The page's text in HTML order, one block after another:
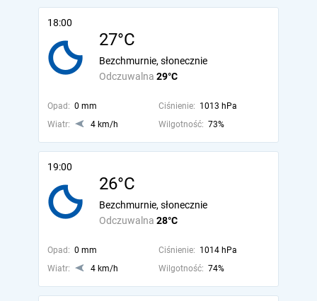
18:00
27°C
Odczuwalna 29°C
Bezchmurnie, słonecznie
Opad: 0 mm Ciśnienie: 1013 hPa
Wiatr:
4 km/h Wilgotność: 73%
19:00
26°C
Odczuwalna 28°C
Bezchmurnie, słonecznie
Opad: 0 mm Ciśnienie: 1014 hPa
Wiatr:
4 km/h Wilgotność: 74%